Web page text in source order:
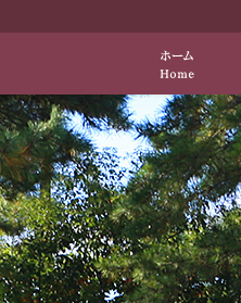
歴史と伝統が醸し出